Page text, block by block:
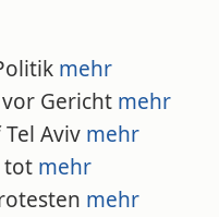
mehr
Gericht mehr
Aviv mehr
tot mehr
mehr